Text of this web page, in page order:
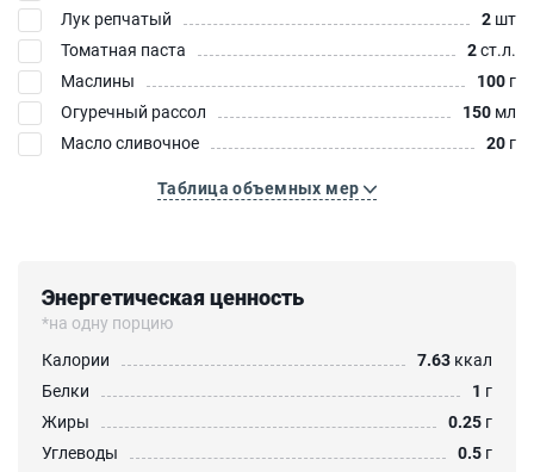
Лук репчатый
2 шт
Томатная паста
2ст.л.
Маслины
100 г
Огуречный рассол
150 мл
Масло сливочное
20 г
Таблица объемных мер
Энергетическая ценность
*на одну порцию
Калории
7.63 ккал
Белки
1 г
Жиры
0.25 г
Углеводы
0.5 г